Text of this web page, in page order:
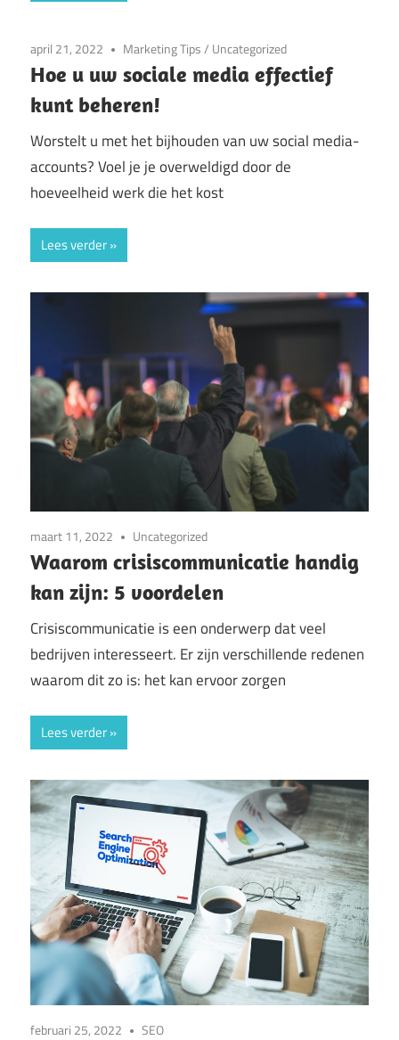
april 21, 2022 Marketing Tips/ Uncategorized
Hoe u uw sociale media effectief
kunt beheren!
Worstelt u met het bijhouden van uw social media-
accounts? Voel je je overweldigd door de
hoeveelheid werk die het kost
Lees verder
maart 11, 2022 Uncategorized
Waarom crisiscommunicatie handig
kan zijn: 5 voordelen
Crisiscommunicatie is een onderwerp dat veel
bedrijven interesseert. Er zijn verschillende redenen
waarom dit zo is: het kan ervoor zorgen
Lees verder
februari 25, 2022 SEO